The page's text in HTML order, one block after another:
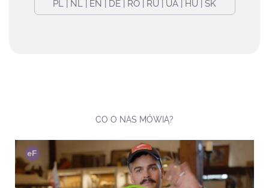
PL | NL | EN | DE | RO | RU | UA | HU | SK
CO O NAS MÓWIĄ?